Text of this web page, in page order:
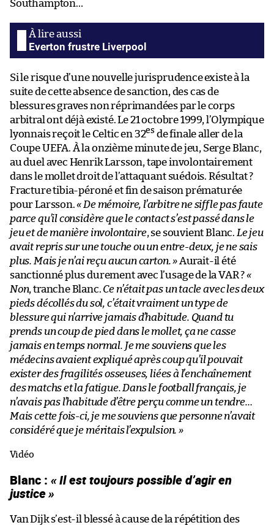
Southampton…
Everton frustre Liverpool
Si le risque d’une nouvelle jurisprudence existe à la
suite de cette absence de sanction, des cas de
blessures graves non réprimandées par le corps
arbitral ont déjà existé. Le 21 octobre 1999, l’Olympique
lyonnais reçoit le Celtic en 32es de finale aller de la
Coupe UEFA. À la onzième minute de jeu, Serge Blanc,
au duel avec Henrik Larsson, tape involontairement
dans le mollet droit de l’attaquant suédois. Résultat ?
Fracture tibia-péroné et fin de saison prématurée
pour Larsson.« De mémoire, l’arbitre ne siffle pas faute
parce qu’il considère que le contact s’est passé dans le
jeu et de manière involontaire, se souvient Blanc. Le jeu
avait repris sur une touche ou un entre-deux, je ne sais
plus. Mais je n’ai reçu aucun carton. »Aurait-il été
sanctionné plus durement avec l’usage de la VAR ?«
Non, tranche Blanc. Ce n’était pas un tacle avec les deux
pieds décollés du sol, c’était vraiment un type de
blessure qui n’arrive jamais d’habitude. Quand tu
prends un coup de pied dans le mollet, ça ne casse
jamais en temps normal. Je me souviens que les
médecins avaient expliqué après coup qu’il pouvait
exister des fragilités osseuses, liées à l’enchaînement
des matchs et la fatigue. Dans le football français, je
n’avais pas l’habitude d’être perçu comme un tendre…
Mais cette fois-ci, je me souviens que personne n’avait
considéré que je méritais l’expulsion. »
Vidéo
Blanc : « Il est toujours possible d’agir en
justice »
Van Dijk s’est-il blessé à cause de la répétition des